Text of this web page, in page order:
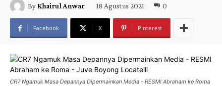
By Khairul Anwar 18 Agustus 2021 0
Facebook X Pinterest
CR7 Ngamuk Masa Depannya Dipermainkan Media - RESMI Abraham ke Roma